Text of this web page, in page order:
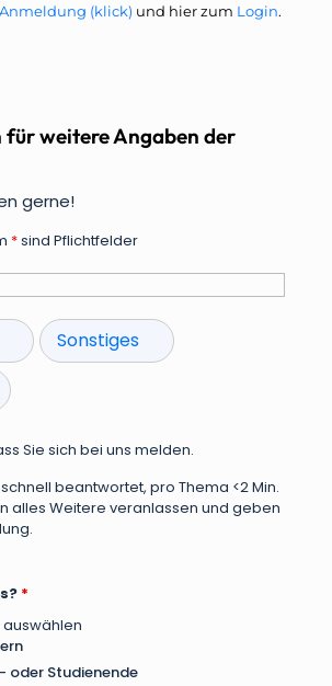
Anmeldung (klick) und hier zum Login.
für weitere Angaben der
gerne!
*sind Pflichtfelder
Sonstiges
Sie sich bei uns melden.
beantwortet, pro Thema <2 Min.
alles Weitere veranlassen und geben
*
oder Studienende